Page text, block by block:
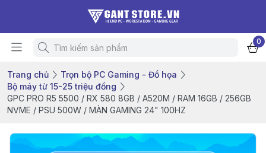
0
Trang chủ
Trọn bộ PC Gaming - Đồ họa
Bộ máy từ 15-25 triệu đồng
GPC PRO R5 5500 / RX 580 8GB / A520M / RAM 16GB / 256GB
NVME / PSU 500W / MÀN GAMING 24" 100HZ